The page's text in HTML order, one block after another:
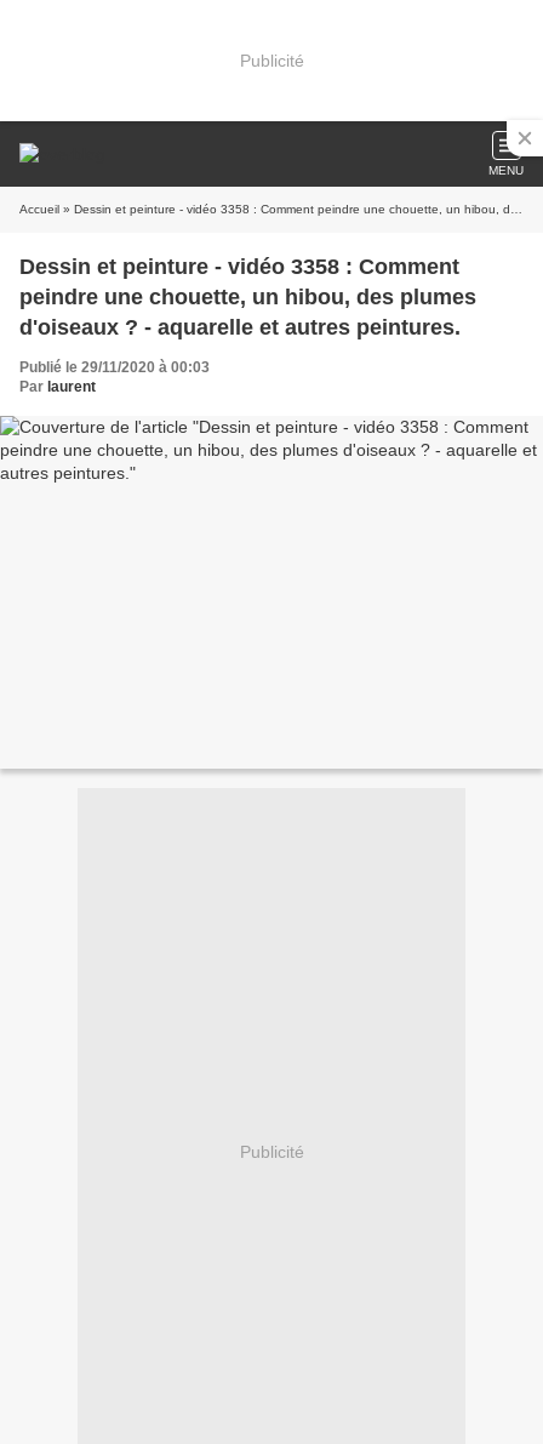
Publicité
MENU
Accueil » Dessin et peinture - vidéo 3358 : Comment peindre une chouette, un hibou, des plumes d'oiseaux ? - aquarelle et autres peintures.
Dessin et peinture - vidéo 3358 : Comment
peindre une chouette, un hibou, des plumes
d'oiseaux ? - aquarelle et autres peintures.
Publié le 29/11/2020 à 00:03
Par laurent
Publicité